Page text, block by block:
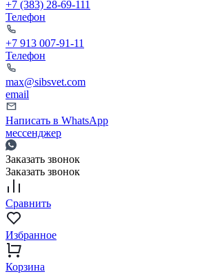
+7 (383) 28-69-111
Телефон
+7 913 007-91-11
Телефон
max@sibsvet.com
email
Написать в WhatsApp
мессенджер
Заказать звонок
Заказать звонок
Сравнить
Избранное
Корзина